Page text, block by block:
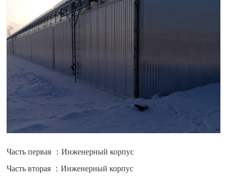
Часть первая ：Инженерный корпус
Часть вторая ：Инженерный корпус